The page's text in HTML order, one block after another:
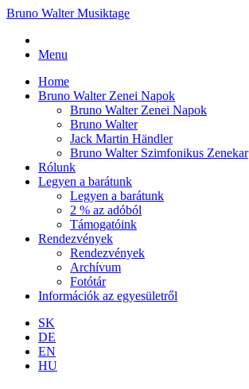
Bruno Walter Musiktage
Menu
Home
Bruno Walter Zenei Napok
Bruno Walter Zenei Napok
Bruno Walter
Jack Martin Händler
Bruno Walter Szimfonikus Zenekar
Rólunk
Legyen a barátunk
Legyen a barátunk
2 % az adóból
Támogatóink
Rendezvények
Rendezvények
Archívum
Fotótár
Információk az egyesületről
SK
DE
EN
HU